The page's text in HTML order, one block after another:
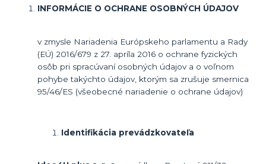
INFORMÁCIE O OCHRANE OSOBNÝCH ÚDAJOV
v zmysle Nariadenia Európskeho parlamentu a Rady
(EÚ) 2016/679 z 27. apríla 2016 o ochrane fyzických
osôb pri spracúvaní osobných údajov a o voľnom
pohybe takýchto údajov, ktorým sa zrušuje smernica
95/46/ES (všeobecné nariadenie o ochrane údajov)
Identifikácia prevádzkovateľa